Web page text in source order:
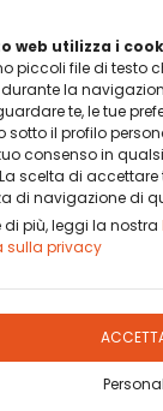
web utilizza i
piccoli file di testo
la
te, le tue
il profilo
consenso in
scelta di
di navigazione di
di più, leggi la nostra
sulla privacy
PUOI PAGARE
SIAMO
PARTI IN